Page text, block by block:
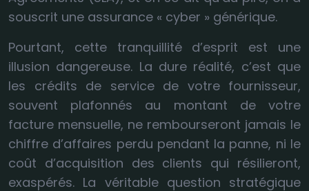
souscrit une assurance « cyber » générique.
Pourtant, cette tranquillité d’esprit est une
illusion dangereuse. La dure réalité, c’est que
les crédits de service de votre fournisseur,
souvent plafonnés au montant de votre
facture mensuelle, ne rembourseront jamais le
chiffre d’affaires perdu pendant la panne, ni le
coût d’acquisition des clients qui résilieront,
exaspérés. La véritable question stratégique